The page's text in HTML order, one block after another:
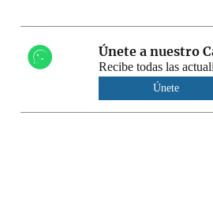
Únete a nuestro
Recibe todas las
Únete